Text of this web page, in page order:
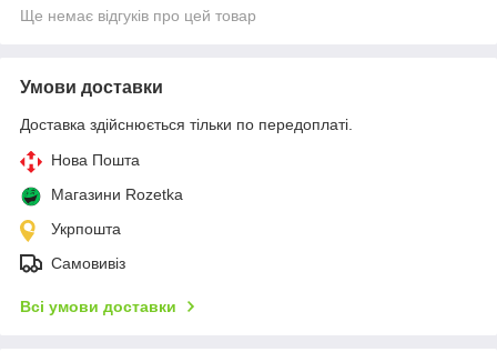
Ще немає відгуків про цей товар
Умови доставки
Доставка здійснюється тільки по передоплаті.
Нова Пошта
Магазини Rozetka
Укрпошта
Самовивіз
Всі умови доставки